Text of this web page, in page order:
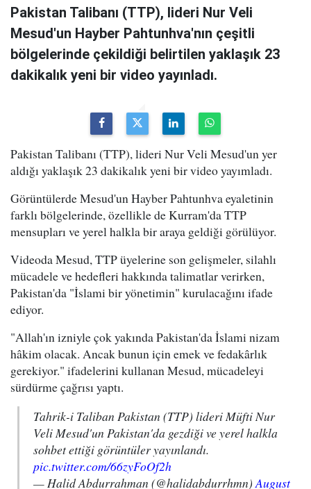
Pakistan Talibanı (TTP), lideri Nur Veli
Mesud'un Hayber Pahtunhva'nın çeşitli
bölgelerinde çekildiği belirtilen yaklaşık 23
dakikalık yeni bir video yayınladı.
Pakistan Talibanı (TTP), lideri Nur Veli Mesud'un yer
aldığı yaklaşık 23 dakikalık yeni bir video yayımladı.
Görüntülerde Mesud'un Hayber Pahtunhva eyaletinin
farklı bölgelerinde, özellikle de Kurram'da TTP
mensupları ve yerel halkla bir araya geldiği görülüyor.
Videoda Mesud, TTP üyelerine son gelişmeler, silahlı
mücadele ve hedefleri hakkında talimatlar verirken,
Pakistan'da "İslami bir yönetimin" kurulacağını ifade
ediyor.
"Allah'ın izniyle çok yakında Pakistan'da İslami nizam
hâkim olacak. Ancak bunun için emek ve fedakârlık
gerekiyor." ifadelerini kullanan Mesud, mücadeleyi
sürdürme çağrısı yaptı.
Tahrik-i Taliban Pakistan (TTP) lideri Müfti Nur
Veli Mesud'un Pakistan'da gezdiği ve yerel halkla
sohbet ettiği görüntüler yayınlandı.
pic.twitter.com/66zyFoOf2h
— Halid Abdurrahman (@halidabdurrhmn)August